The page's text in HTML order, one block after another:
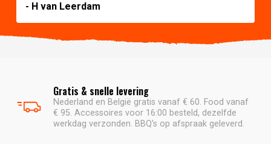
- H van Leerdam
Gratis & snelle levering
Nederland en België gratis vanaf € 60. Food vanaf
€ 95. Accessoires voor 16:00 besteld, dezelfde
werkdag verzonden. BBQ's op afspraak geleverd.